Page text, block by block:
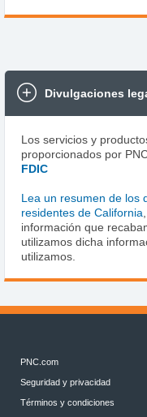
Divulgaciones
Los servicios y
proporcionados por
FDIC
Lea un resumen de los
residentes de California
información que
utilizamos dicha
utilizamos.
PNC.com
Seguridad y privacidad
Términos y condiciones